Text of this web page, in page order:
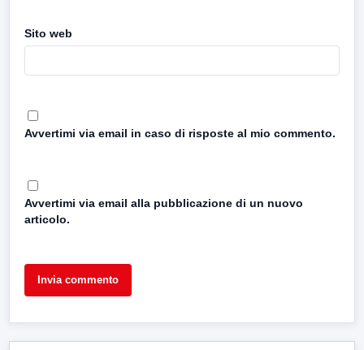
Sito web
Avvertimi via email in caso di risposte al mio commento.
Avvertimi via email alla pubblicazione di un nuovo
articolo.